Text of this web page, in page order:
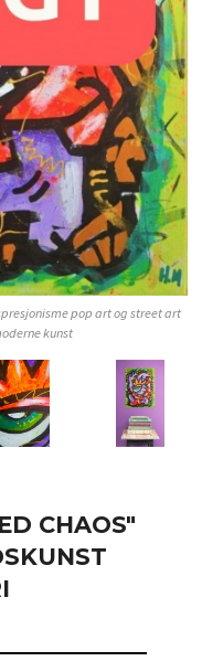
pop art og street art
kunst
CHAOS"